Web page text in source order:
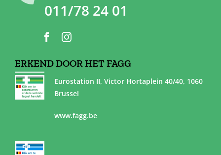
011/78 24 01
ERKEND DOOR HET FAGG
Eurostation II, Victor Hortaplein 40/40, 1060
Brussel
www.fagg.be